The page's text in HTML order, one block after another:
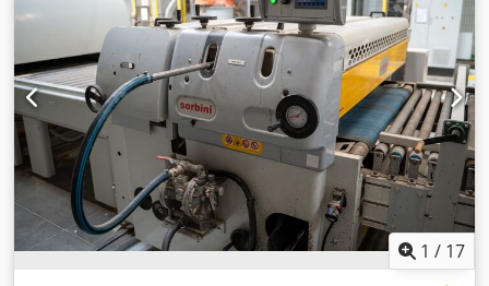
linha para aplicação de cera de óleo em ripas de
pavimento, utilizada numa fábrica de produção de
pavimentos laminados de duas camadas em Krotoszyn. A
linha não é utilizada há cerca de 3 meses, tendo sido
regularmente mantida e reparada durante esse período. O
conjunto inclui: 1. SOEST RC-L-400 (Holanda): unidade de
aplicação com rolo, número de série 157, ano de fabrico
05/2017, peso total 580 kg, marcação CE. 2. SOEST VP-400-
2P-B (Holanda): unidade de distribuição e escovagem
(distribuição de óleo, tinta ou outros revestimentos através
de almofadas e escovas), número de série 264, ano de
fabrico 05/2017, peso total 480 kg. 3. SOEST UV-3-400
1 / 17